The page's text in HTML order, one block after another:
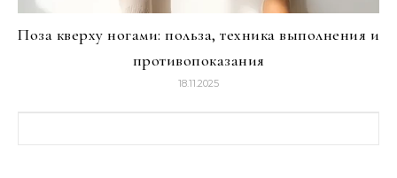
Поза кверху ногами: польза, техника выполнения и
противопоказания
18.11.2025